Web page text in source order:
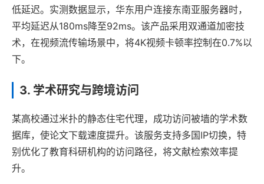
低延迟。实测数据显示，华东用户连接东南亚服务器时，
平均延迟从180ms降至92ms。该产品采用双通道加密技
术，在视频流传输场景中，将4K视频卡顿率控制在0.7%以
下。
3. 学术研究与跨境访问
某高校通过米扑的静态住宅代理，成功访问被墙的学术数
据库，使论文下载速度提升。该服务支持多国IP切换，特
别优化了教育科研机构的访问路径，将文献检索效率提
升。